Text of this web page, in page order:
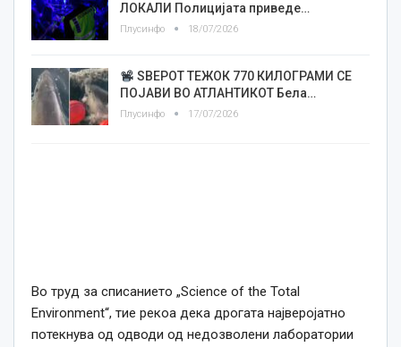
ЛОКАЛИ Полицијата приведе…
Плусинфо 18/07/2026
ЅВЕРОТ ТЕЖОК 770 КИЛОГРАМИ СЕ
ПОЈАВИ ВО АТЛАНТИКОТ Бела…
Плусинфо 17/07/2026
Во труд за списанието „Science of the Total
Environment“, тие рекоа дека дрогата најверојатно
потекнува од одводи од недозволени лаборатории